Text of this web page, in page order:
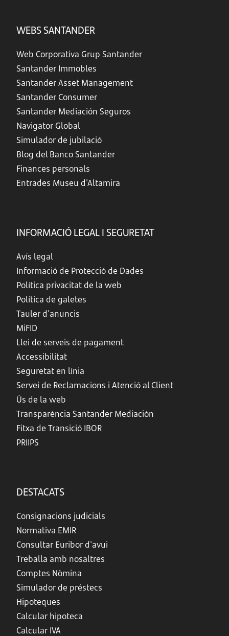
WEBS SANTANDER
Web Corporativa Grup Santander
Santander Immobles
Santander Asset Management
Santander Consumer
Santander Mediación Seguros
Navigator Global
Simulador de jubilació
Blog del Banco Santander
Finances personals
Entrades Museu d'Altamira
INFORMACIÓ LEGAL I SEGURETAT
Avís legal
Informació de Protecció de Dades
Política privacitat de la web
Política de galetes
Tauler d’anuncis
MiFID
Llei de serveis de pagament
Accessibilitat
Seguretat en línia
Servei de Reclamacions i Atenció al Client
Ús de la web
Transparència Santander Mediación
Fitxa de Transició IBOR
PRIIPS
DESTACATS
Consignacions judicials
Normativa EMIR
Consultar Euribor d'avui
Treballa amb nosaltres
Comptes Nòmina
Simulador de préstecs
Hipoteques
Calcular hipoteca
Calcular IVA